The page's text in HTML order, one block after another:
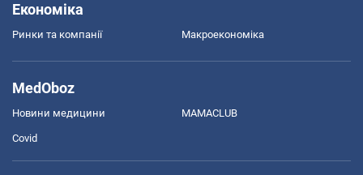
Економіка
Ринки та компанії Макроекономіка
MedOboz
Новини медицини MAMACLUB
Covid